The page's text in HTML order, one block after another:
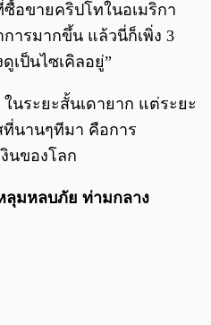
อขายคริปโทในอเมริกา
ารมากขึ้น แล้วนี่ก็เพิ่ง 3
เป็นไซเคิลอยู่”
ระยะสั้นเดายาก แต่ระยะ
ที่นานๆทีมา คือการ
นของโลก
ลุมหลบภัย ท่ามกลาง